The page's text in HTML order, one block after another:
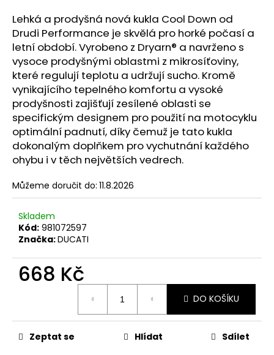
Lehká a prodyšná nová kukla Cool Down od
Drudi Performance je skvělá pro horké počasí a
letní období. Vyrobeno z Dryarn® a navrženo s
vysoce prodyšnými oblastmi z mikrosíťoviny,
které regulují teplotu a udržují sucho. Kromě
vynikajícího tepelného komfortu a vysoké
prodyšnosti zajišťují zesílené oblasti se
specifickým designem pro použití na motocyklu
optimální padnutí, díky čemuž je tato kukla
dokonalým doplňkem pro vychutnání každého
ohybu i v těch největších vedrech.
Můžeme doručit do: 11.8.2026
Skladem
Kód: 981072597
Značka:DUCATI
668 Kč
DO KOŠÍKU
Zeptat se Hlídat Sdílet
a
j
í
t
?
HLEDAT
D
o
p
o
u
e
m
e